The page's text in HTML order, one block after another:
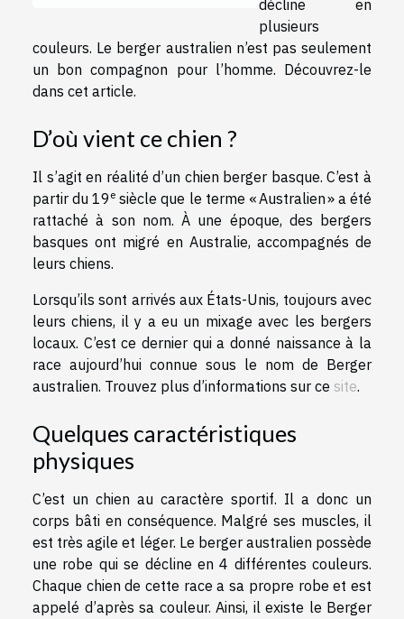
décline en
plusieurs
couleurs. Le berger australien n’est pas seulement
un bon compagnon pour l’homme. Découvrez-le
dans cet article.
D’où vient ce chien ?
Il s’agit en réalité d’un chien berger basque. C’est à
partir du 19 e siècle que le terme « Australien » a été
rattaché à son nom. À une époque, des bergers
basques ont migré en Australie, accompagnés de
leurs chiens.
Lorsqu’ils sont arrivés aux États-Unis, toujours avec
leurs chiens, il y a eu un mixage avec les bergers
locaux. C’est ce dernier qui a donné naissance à la
race aujourd’hui connue sous le nom de Berger
australien. Trouvez plus d’informations sur ce site.
Quelques caractéristiques
physiques
C’est un chien au caractère sportif. Il a donc un
corps bâti en conséquence. Malgré ses muscles, il
est très agile et léger. Le berger australien possède
une robe qui se décline en 4 différentes couleurs.
Chaque chien de cette race a sa propre robe et est
appelé d’après sa couleur. Ainsi, il existe le Berger